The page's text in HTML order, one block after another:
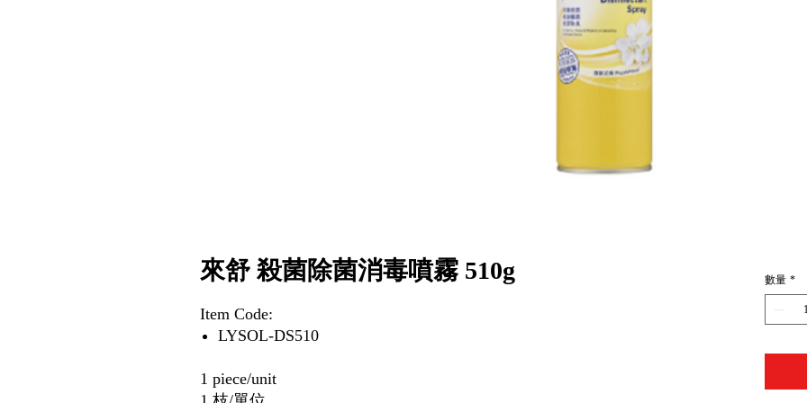
來舒 殺菌除菌消毒噴霧 510g
Item Code:
LYSOL-DS510
1 piece/unit
數量 *